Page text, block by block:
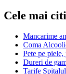
Cele mai
Mancarime
Coma
Pete pe piele,
Dureri de
Tarife